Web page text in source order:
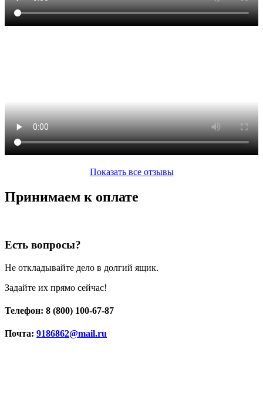
Показать все отзывы
Принимаем к оплате
Есть вопросы?
Не откладывайте дело в долгий ящик.
Задайте их прямо сейчас!
Телефон: 8 (800) 100-67-87
Почта: 9186862@mail.ru